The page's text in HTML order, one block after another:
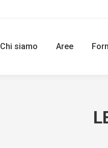
Chi siamo Aree